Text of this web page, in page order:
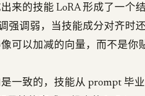
来的技能 LoRA 形成了一个
强调弱，当技能成分对齐时
可以加减的向量，而不是你
一致的，技能从 prompt 毕